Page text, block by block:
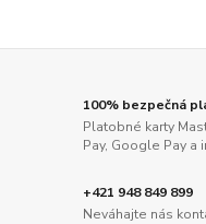
100% bezpečná
Platobné karty
Pay, Google Pay a
+421 948 849 899
Neváhajte nás